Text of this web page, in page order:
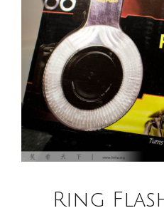
Ring